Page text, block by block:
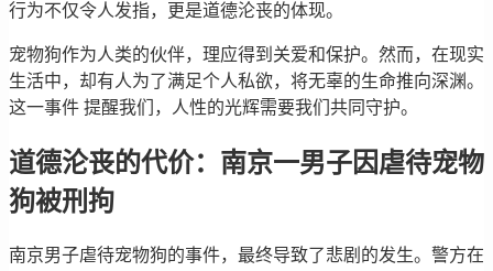
行为不仅令人发指，更是道德沦丧的体现。
宠物狗作为人类的伙伴，理应得到关爱和保护。然而，在现实
生活中，却有人为了满足个人私欲，将无辜的生命推向深渊。
这一事件 提醒我们，人性的光辉需要我们共同守护。
道德沦丧的代价：南京一男子因虐待宠物
狗被刑拘
南京男子虐待宠物狗的事件，最终导致了悲剧的发生。警方在